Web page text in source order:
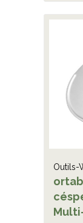
Outils-